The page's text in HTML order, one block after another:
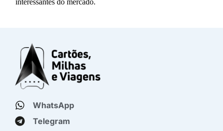
WhatsApp
Telegram